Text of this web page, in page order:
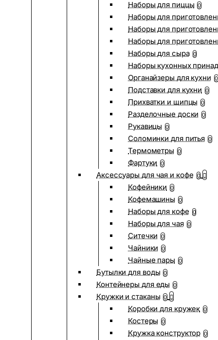
Наборы для пиццы 0
Наборы для
Наборы для
Наборы для
Наборы для сыра 0
Наборы кухонных
Органайзеры для кухни 0
Подставки для кухни 0
Прихватки и щипцы 0
Разделочные доски 0
Рукавицы 0
Соломинки для питья 0
Термометры 0
Фартуки 0
Аксессуары для чая и кофе 0
Кофейники 0
Кофемашины 0
Наборы для кофе 0
Наборы для чая 0
Ситечки 0
Чайники 0
Чайные пары 0
Бутылки для воды 0
Контейнеры для еды 0
Кружки и стаканы 0
Коробки для кружек 0
Костеры 0
Кружка конструктор 0